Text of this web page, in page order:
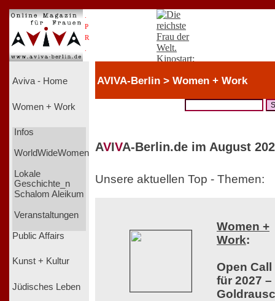
P
R
Aviva - Home
Women + Work
Infos
WorldWideWomen
Lokale
Geschichte_n
Schalom Aleikum
Veranstaltungen
Public Affairs
Kunst + Kultur
Jüdisches Leben
AVIVA-Berlin > Women + Work
AVIVA-Berlin.de im August
Unsere aktuellen Top - Themen:
Women +
Work:
Open Call
für 2027 –